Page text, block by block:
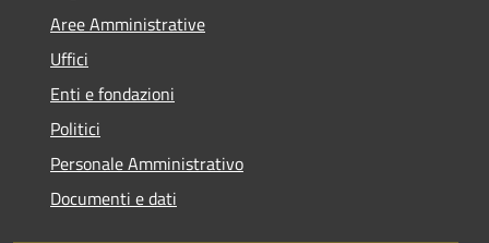
Aree Amministrative
Uffici
Enti e fondazioni
Politici
Personale Amministrativo
Documenti e dati